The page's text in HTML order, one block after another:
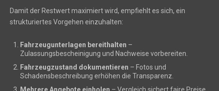
Damit der Restwert maximiert wird, empfiehlt es sich, ein
strukturiertes Vorgehen einzuhalten:
Fahrzeugunterlagen bereithalten –
Zulassungsbescheinigung und Nachweise vorbereiten.
Fahrzeugzustand dokumentieren – Fotos und
Schadensbeschreibung erhöhen die Transparenz.
Mehrere Angebote einholen – Vergleich sichert faire Preise.